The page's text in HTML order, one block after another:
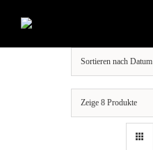
Inhalt
springen
Sortieren nach Datum
Zeige 8 Produkte